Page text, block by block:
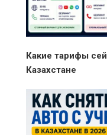
Какие тарифы
Казахстане